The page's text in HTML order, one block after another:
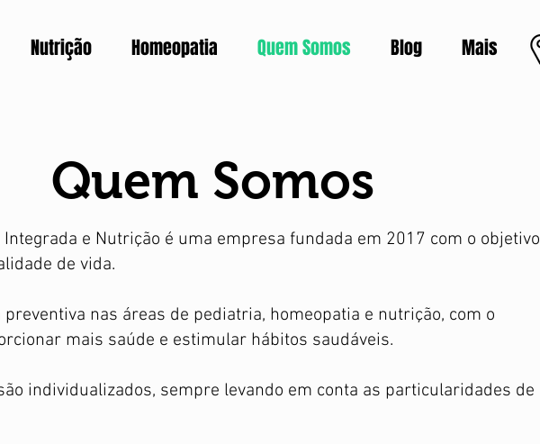
Nutrição Homeopatia Quem Somos Blog Mais
Quem Somos
Integrada e Nutrição é uma empresa fundada em 2017 com o objetivo
de vida.
nas áreas de pediatria, homeopatia e nutrição, com o
mais saúde e estimular hábitos saudáveis.
individualizados, sempre levando em conta as particularidades de